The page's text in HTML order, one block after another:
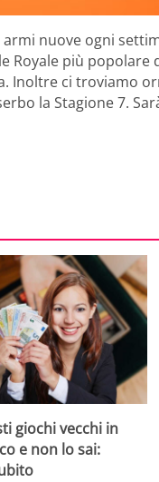
nuove ogni
Royale più popolare
Inoltre ci troviamo
la Stagione 7.
giochi vecchi in
e non lo sai: